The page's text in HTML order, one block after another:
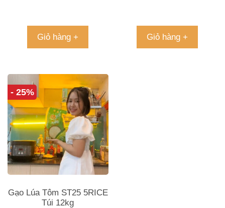
Giỏ hàng + Giỏ hàng +
- 25%
Gạo Lúa Tôm ST25 5RICE
Túi 12kg